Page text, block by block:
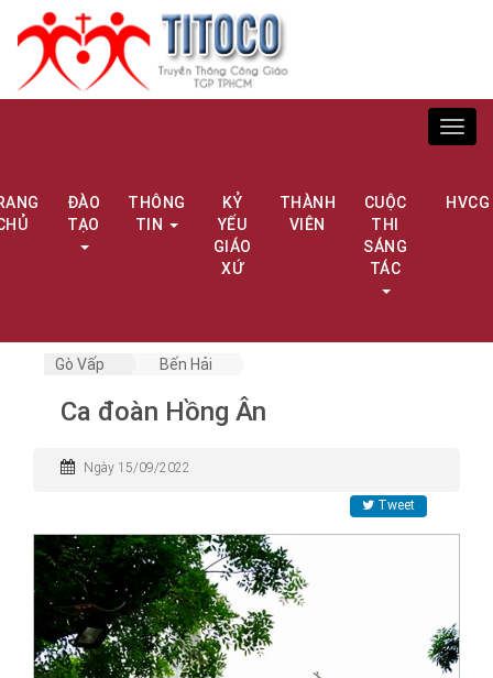
ĐÀO
TẠO
THÔNG
TIN
KỶ
YẾU
GIÁO
XỨ
THÀNH
VIÊN
CUỘC
THI
SÁNG
TÁC
HVCG
Gò Vấp Bến Hải
Ca đoàn Hồng Ân
Ngày 15/09/2022
Tweet